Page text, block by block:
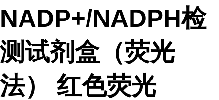
NADP+/NADPH检
测试剂盒（荧光
法） 红色荧光